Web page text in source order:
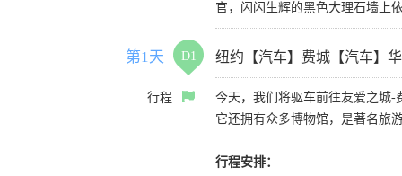
官，闪闪生辉的黑色大理石墙上
第1天 D1 纽约【汽车】费城【汽车】
行程
今天，我们将驱车前往友爱之城-
它还拥有众多博物馆，是著名旅
行程安排：